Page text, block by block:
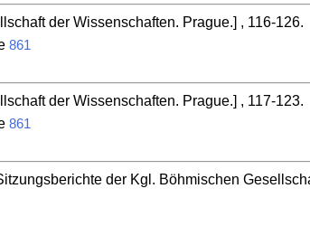
der Wissenschaften. Prague.] , 116-126.
861
der Wissenschaften. Prague.] , 117-123.
861
der Kgl. Böhmischen